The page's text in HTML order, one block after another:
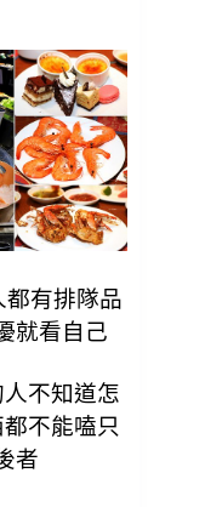
都有排隊品
就看自己
不知道怎
不能嗑只
者